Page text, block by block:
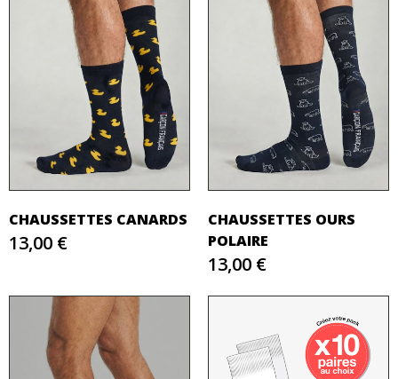
CHAUSSETTES CANARDS
13,00 €
CHAUSSETTES OURS
POLAIRE
13,00 €